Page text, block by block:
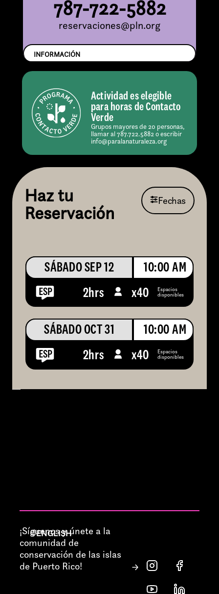
787-722-5882
reservaciones@pln.org
INFORMACIÓN
Actividad es elegible
para horas de Contacto
Verde
Grupos mayores de 20 personas,
llamar al 787.722.5882 o escribir
info@paralanaturaleza.org
Haz tu
Reservación
Fechas
SÁBADO SEP 12
10:00 AM
2hrs
x40 Espacios
disponibles
SÁBADO OCT 31
10:00 AM
2hrs
x40 Espacios
disponibles
ENGLISH
¡Síguenos y únete a la
comunidad de
conservación de las islas
de Puerto Rico!